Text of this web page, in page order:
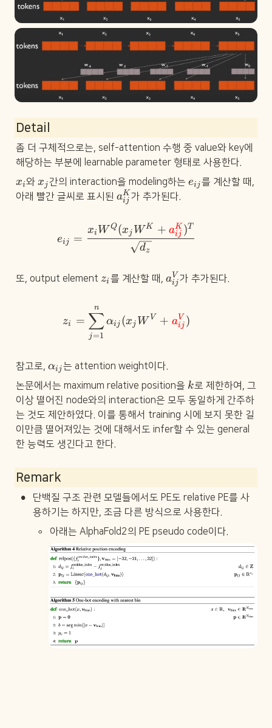
Detail
좀 더 구체적으로는, self-attention 수행 중 value와 key에
해당하는 부분에 learnable parameter 형태로 사용한다.
x
_
i
xi와 x
_
j
xj 간의 interaction을 modeling하는 e
j
}
eij 를 계산할 때,
아래 빨간 글씨로 표시된 a
_
{i
aij
K 가 추가된다.
e_{ij} =
eij =
dz
xi W Q(xj W K + aij
K )T
또, output element z
zi 를 계산할 때, a
{
aij
V 가 추가된다.
z_i = \sum^n_{j=1}
zi =
j=1
∑
n
αij (xj W V + aij
V )
참고로, \
l
p
h
a
_
{
αij 는 attention weight이다.
논문에서는 maximum relative position을 k
k로 제한하여, 그
이상 떨어진 node와의 interaction은 모두 동일하게 간주하
는 것도 제안하였다. 이를 통해서 training 시에 보지 못한 길
이만큼 떨어져있는 것에 대해서도 infer할 수 있는 general
한 능력도 생긴다고 한다.
Remark
•
단백질 구조 관련 모델들에서도 PE도 relative PE를 사
용하기는 하지만, 조금 다른 방식으로 사용한다.
◦ 아래는 AlphaFold2의 PE pseudo code이다.